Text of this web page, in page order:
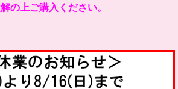
の上ご購入ください。